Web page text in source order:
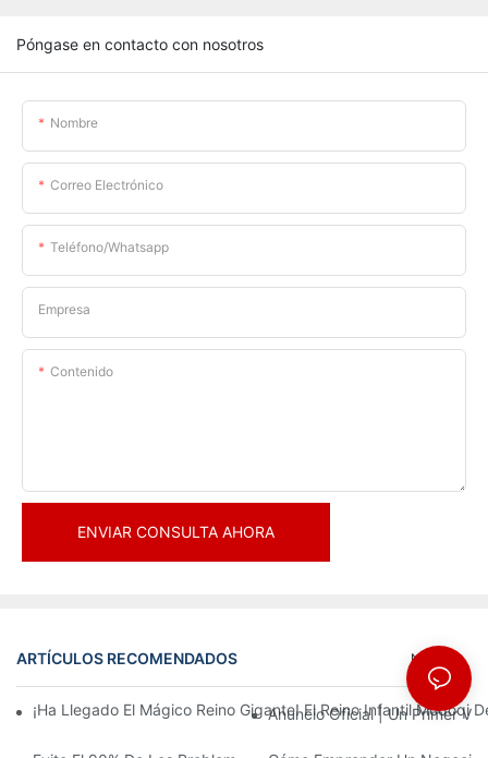
Póngase en contacto con nosotros
Nombre
Correo Electrónico
Teléfono/whatsapp
Empresa
Contenido
ENVIAR CONSULTA AHORA
ARTÍCULOS RECOMENDADOS Noticias
¡Ha Llegado El Mágico Reino Gigante! El Reino Infantil Modoqi
Anuncio Oficial | Un Primer